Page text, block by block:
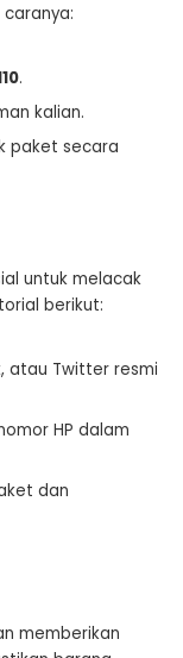
.
kalian.
paket secara
untuk melacak
berikut:
atau Twitter resmi
HP dalam
dan
memberikan